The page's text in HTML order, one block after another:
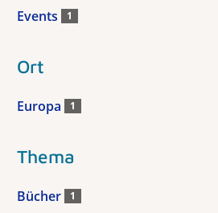
Events 1
Ort
Europa 1
Thema
Bücher 1